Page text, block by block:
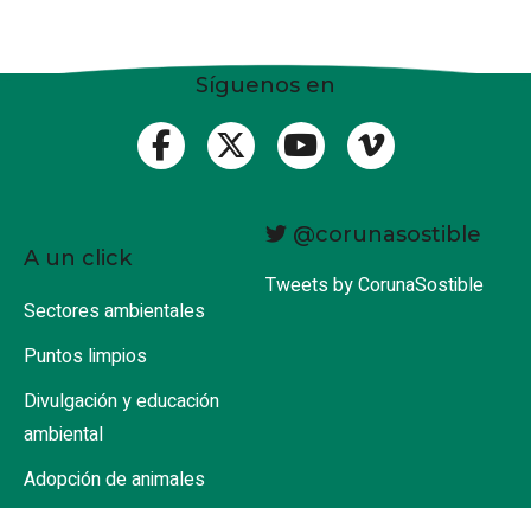
Síguenos en
A un click
Sectores ambientales
Puntos limpios
Divulgación y educación
ambiental
Adopción de animales
@corunasostible
Tweets by CorunaSostible